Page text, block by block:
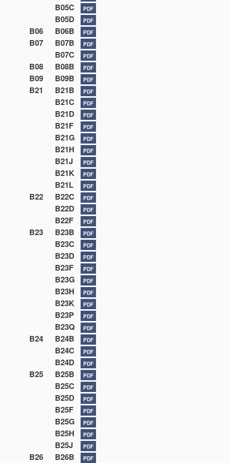
B05C PDF
B05D PDF
B06 B06B PDF
B07 B07B PDF
B07C PDF
B08 B08B PDF
B09 B09B PDF
B21 B21B PDF
B21C PDF
B21D PDF
B21F PDF
B21G PDF
B21H PDF
B21J PDF
B21K PDF
B21L PDF
B22 B22C PDF
B22D PDF
B22F PDF
B23 B23B PDF
B23C PDF
B23D PDF
B23F PDF
B23G PDF
B23H PDF
B23K PDF
B23P PDF
B23Q PDF
B24 B24B PDF
B24C PDF
B24D PDF
B25 B25B PDF
B25C PDF
B25D PDF
B25F PDF
B25G PDF
B25H PDF
B25J PDF
B26 B26B PDF